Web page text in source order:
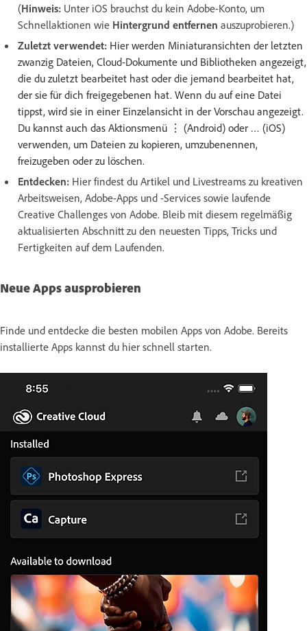
(Hinweis: Unter iOS brauchst du kein Adobe-Konto, um
Schnellaktionen wie Hintergrund entfernen auszuprobieren.)
Zuletzt verwendet: Hier werden Miniaturansichten der letzten
zwanzig Dateien, Cloud-Dokumente und Bibliotheken angezeigt,
die du zuletzt bearbeitet hast oder die jemand bearbeitet hat,
der sie für dich freigegebenen hat. Wenn du auf eine Datei
tippst, wird sie in einer Einzelansicht in der Vorschau angezeigt.
Du kannst auch das Aktionsmenü ⋮ (Android) oder … (iOS)
verwenden, um Dateien zu kopieren, umzubenennen,
freizugeben oder zu löschen.
Entdecken: Hier findest du Artikel und Livestreams zu kreativen
Arbeitsweisen, Adobe-Apps und -Services sowie laufende
Creative Challenges von Adobe. Bleib mit diesem regelmäßig
aktualisierten Abschnitt zu den neuesten Tipps, Tricks und
Fertigkeiten auf dem Laufenden.
Neue Apps ausprobieren
Finde und entdecke die besten mobilen Apps von Adobe. Bereits
installierte Apps kannst du hier schnell starten.